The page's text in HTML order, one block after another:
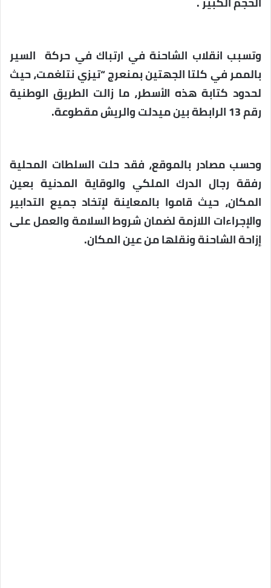
وتسبب انقلاب الشاحنة في ارتباك في حركة السير
بالممر في كلتا الجهتين بمنعرج “تيزي نتلغمت، حيث
لحدود كتابة هذه الأسطر، ما زالت الطريق الوطنية
رقم 13 الرابطة بين ميدلت والريش مقطوعة.
وحسب مصادر بالموقع، فقد حلت السلطات المحلية
رفقة رجال الدرك الملكي والوقاية المدنية بعين
المكان، حيث قاموا بالمعاينة لإتخاد جميع التدابير
والإجراءات اللازمة لضمان شروط السلامة والعمل على
إزاحة الشاحنة ونقلها من عين المكان.